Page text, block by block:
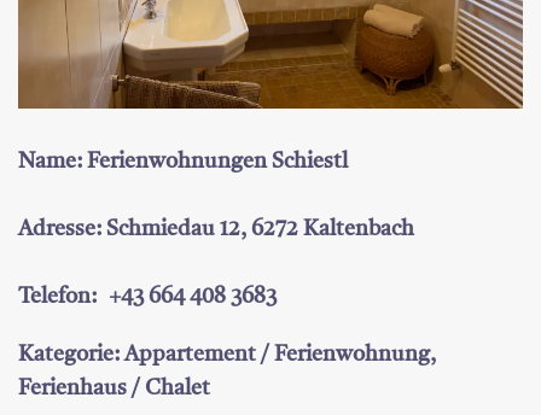
Name: Ferienwohnungen Schiestl
Adresse: Schmiedau 12, 6272 Kaltenbach
Telefon: +43 664 408 3683
Kategorie: Appartement / Ferienwohnung,
Ferienhaus / Chalet